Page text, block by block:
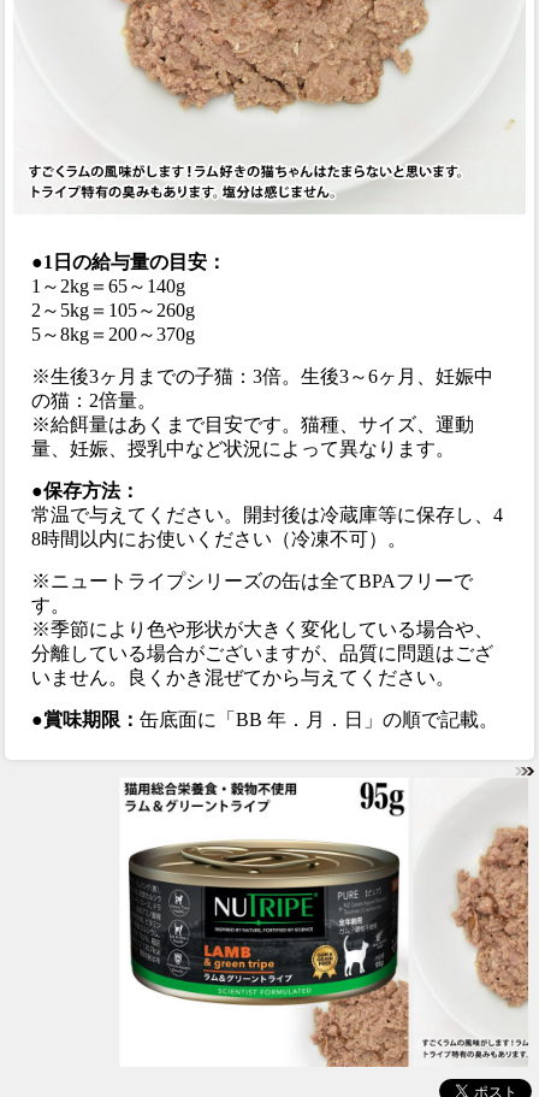
●1日の給与量の目安：
1～2kg＝65～140g
2～5kg＝105～260g
5～8kg＝200～370g
※生後3ヶ月までの子猫：3倍。生後3～6ヶ月、妊娠中
の猫：2倍量。
※給餌量はあくまで目安です。猫種、サイズ、運動
量、妊娠、授乳中など状況によって異なります。
●保存方法：
常温で与えてください。開封後は冷蔵庫等に保存し、4
8時間以内にお使いください（冷凍不可）。
※ニュートライプシリーズの缶は全てBPAフリーで
す。
※季節により色や形状が大きく変化している場合や、
分離している場合がございますが、品質に問題はござ
いません。良くかき混ぜてから与えてください。
●賞味期限：缶底面に「BB 年．月．日」の順で記載。